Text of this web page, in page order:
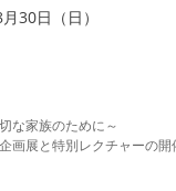
30日（日）
な家族のために～
画展と特別レクチャーの開